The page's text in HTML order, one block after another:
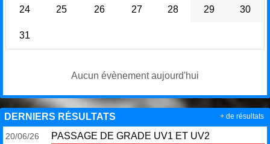
24 25 26 27 28 29 30
31
Aucun évènement aujourd'hui
DERNIERS RÉSULTATS
20/06/26
PASSAGE DE GRADE UV1 ET UV2
+ de résultats